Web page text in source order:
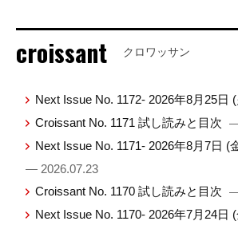
croissant クロワッサン
Next Issue No. 1172- 2026年8月25日
Croissant No. 1171 試し読みと目次
Next Issue No. 1171- 2026年8月7日 (
— 2026.07.23
Croissant No. 1170 試し読みと目次
Next Issue No. 1170- 2026年7月24日